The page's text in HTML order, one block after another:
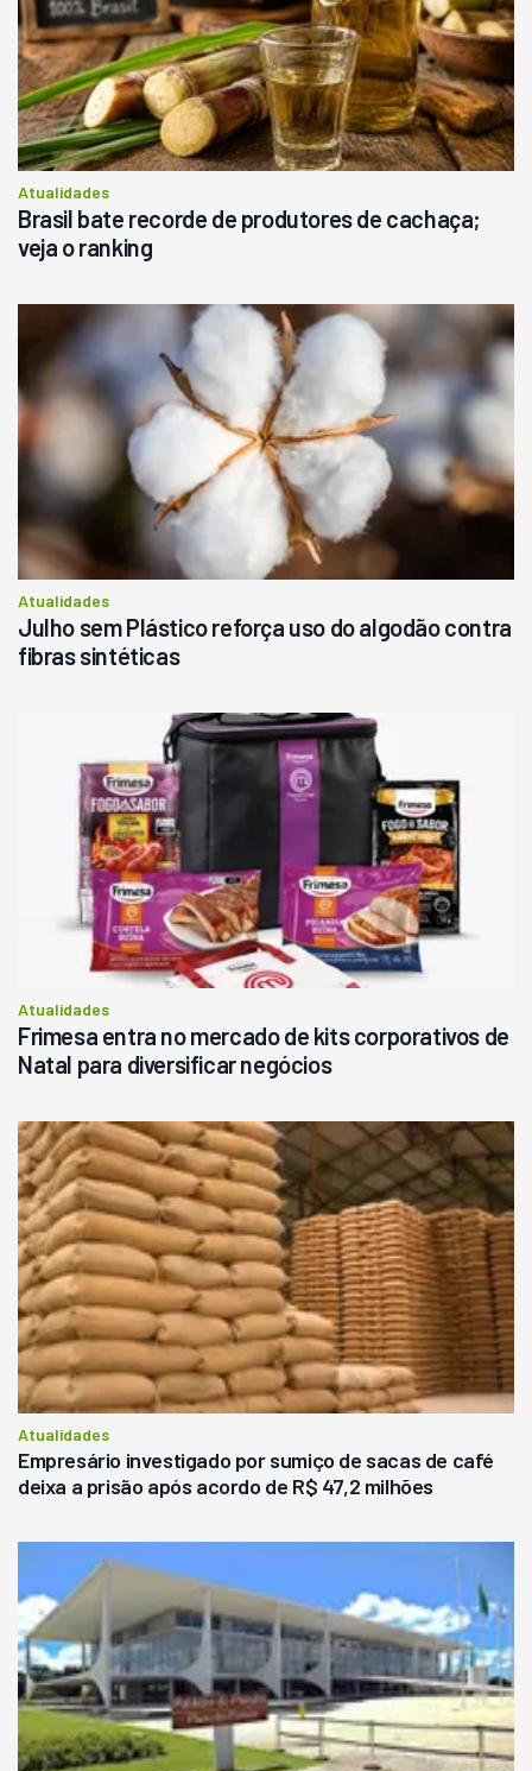
Atualidades
Brasil bate recorde de produtores de cachaça;
veja o ranking
Atualidades
Julho sem Plástico reforça uso do algodão contra
fibras sintéticas
Atualidades
Frimesa entra no mercado de kits corporativos de
Natal para diversificar negócios
Atualidades
Empresário investigado por sumiço de sacas de café
deixa a prisão após acordo de R$ 47,2 milhões